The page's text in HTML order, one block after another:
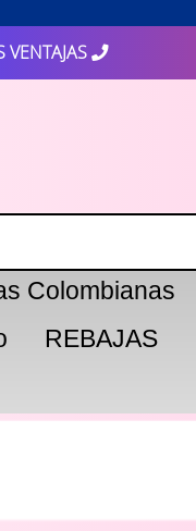
VENTAJAS
Colombianas
REBAJAS